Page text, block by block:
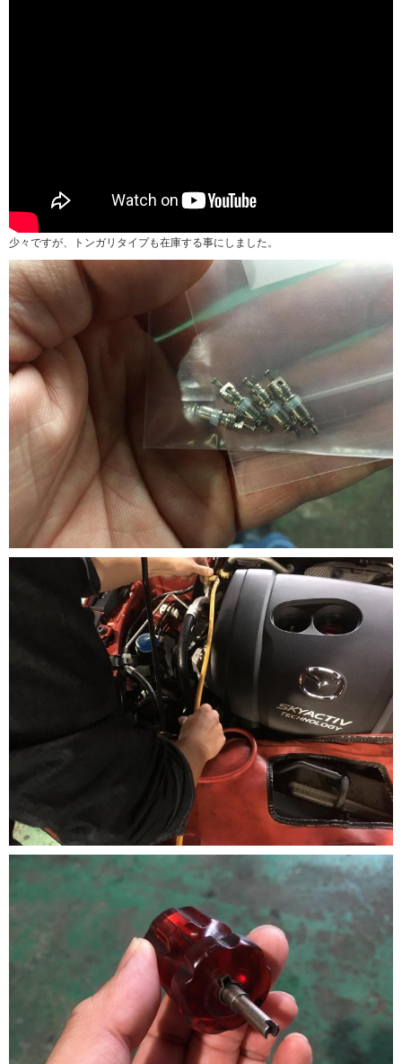
少々ですが、トンガリタイプも在庫する事にしました。